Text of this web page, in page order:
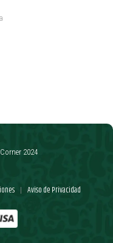
| Aviso de Privacidad
2024